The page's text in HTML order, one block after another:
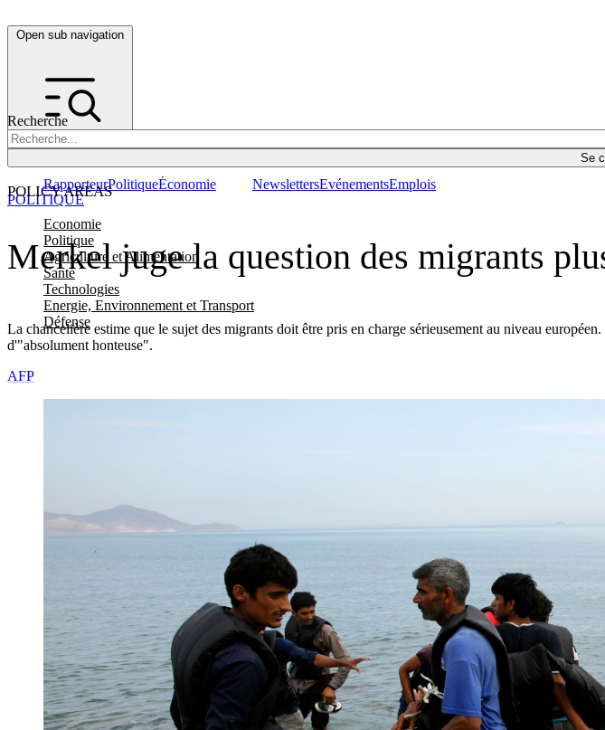
Open sub navigation
Recherche
Se
POLICY AREAS
Economie
Politique
Agriculture et Alimentation
Santé
Technologies
Energie, Environnement et Transport
Défense
RapporteurPolitiqueÉconomie NewslettersEvénementsEmplois
Merkel juge la question des migrants
La chancelière estime que le sujet des migrants doit être pris en charge sérieusement au niveau
d'"absolument honteuse".
POLITIQUE
AFP